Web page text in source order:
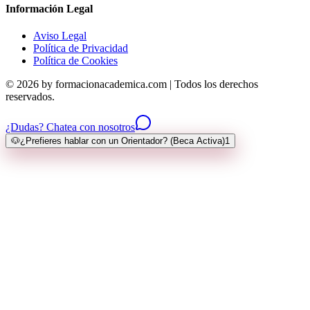
Información Legal
Aviso Legal
Política de Privacidad
Política de Cookies
© 2026 by formacionacademica.com | Todos los derechos
reservados.
¿Dudas? Chatea con nosotros
🐶¿Prefieres hablar con un Orientador? (Beca Activa)1